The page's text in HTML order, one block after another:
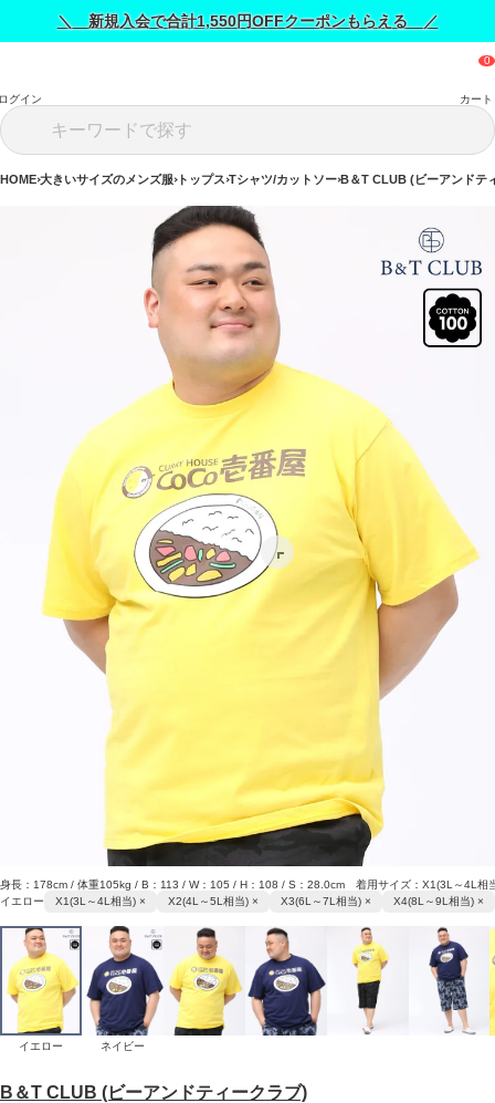
＼ 新規入会で合計1,550円OFFクーポンもらえる ／
グイン カート
HOME 大きいサイズのメンズ服 トップス Tシャツ/カットソー B＆T CLUB (ビーアンドテ
B＆T CLUB (ビーアンドティークラブ)
身長：178cm / 体重105kg / B：113 / W：105 / H：108 / S：28.0cm 着用サイズ：X1(3L～4L相
イエロー
X1(3L～4L相当) × X2(4L～5L相当) × X3(6L～7L相当) × X4(8L～9L相当) ×
イエロー ネイビー